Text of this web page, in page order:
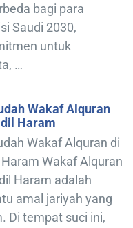
bagi para
Saudi 2030,
untuk
…
Wakaf Alquran
Haram
Wakaf Alquran di
Wakaf Alquran
Haram adalah
amal jariyah yang
Di tempat suci ini,